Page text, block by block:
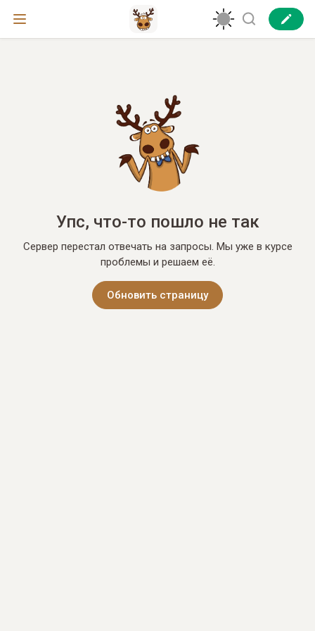
Упс, что-то пошло не так
Сервер перестал отвечать на запросы. Мы уже в курсе
проблемы и решаем её.
Обновить страницу